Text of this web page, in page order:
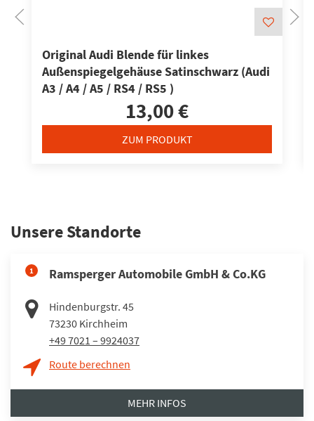
Original Audi Blende für linkes
Außenspiegelgehäuse Satinschwarz (Audi
A3 / A4 / A5 / RS4 / RS5 )
13,00 €
ZUM PRODUKT
Unsere Standorte
1 Ramsperger Automobile GmbH & Co.KG
Hindenburgstr. 45
73230 Kirchheim
+49 7021 – 9924037
Route berechnen
MEHR INFOS